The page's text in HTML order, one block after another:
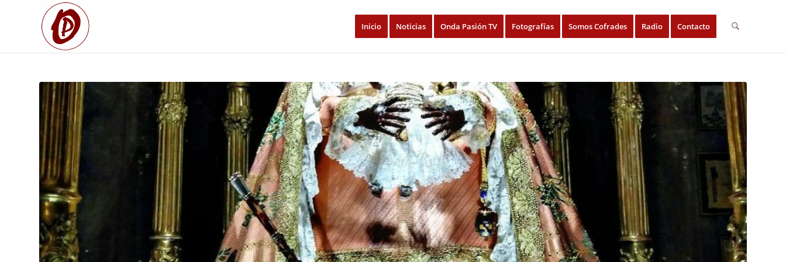
Inicio Noticias Onda Pasión TV Fotografías Somos Cofrades Radio Contacto